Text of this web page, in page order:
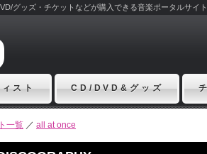
グッズ・チケットなどが購入できる音楽ポータルサイ
スト CD/DVD&グッズ
一覧 ／ all at once